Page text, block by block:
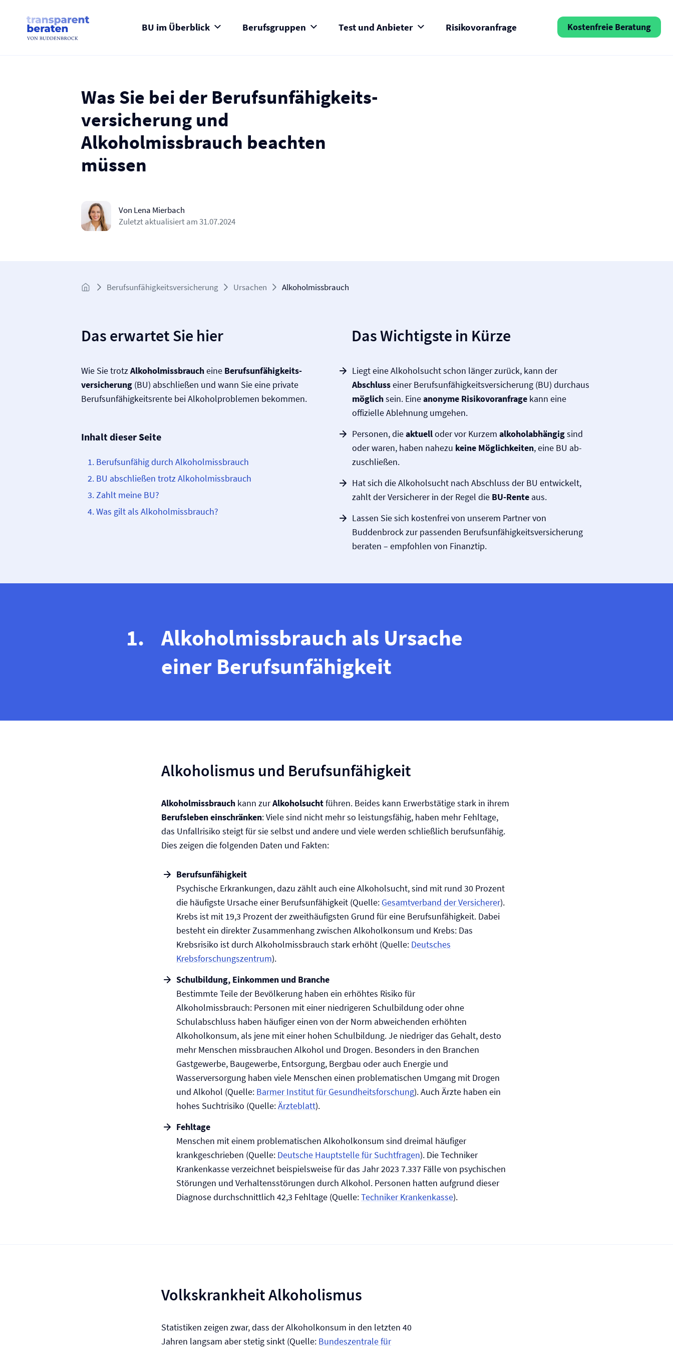
BU im Überblick Berufsgruppen Test und Anbieter Risikovoranfrage Kostenfreie Beratung
content
Was Sie bei der Berufs­unfähigkeits­
versicherung und
Alkoholmissbrauch beachten
müssen
Von Lena Mierbach
Zuletzt aktualisiert am31.07.2024
Berufs­unfähigkeits­­versicherung Ursachen Alkoholmissbrauch
Das erwartet Sie hier
Wie Sie trotzAlkoholmissbraucheine Berufs­unfähigkeits­­
versicherung (BU) abschließen und wann Sie eine private
Berufs­unfähigkeitsrente bei Alkoholproblemen bekommen.
Inhalt dieser Seite
Berufsunfähig durch Alkoholmissbrauch
BU abschließen trotz Alkoholmissbrauch
Zahlt meine BU?
Was gilt als Alkoholmissbrauch?
Das Wichtigste in Kürze
Liegt eine Alkoholsucht schon länger zurück, kann der
Abschlusseiner Berufs­unfähigkeits­versicherung (BU) durchaus
möglichsein. Eineanonyme Risiko­voranfrage kann eine
offizielle Ablehnung umgehen.
Personen, dieaktuelloder vor Kurzem alkoholabhängigsind
oder waren, haben nahezu keine Mög­lich­keiten, eine BU ab­
zuschließen.
Hat sich die Alkoholsucht nach Abschluss der BU entwickelt,
zahlt der Versicherer in der Regel die BU-Rente aus.
Lassen Sie sich kostenfrei von unserem Partner von
Buddenbrock zur passenden Berufs­unfähigkeits­versicherung
beraten – empfohlen von Finanztip.
Alkoholmissbrauch als Ursache
einer Berufs­unfähigkeit
Alkoholismus und Berufs­unfähigkeit
Alkohol­miss­brauch kann zurAlkoholsuchtführen. Beides kann Erwerbstätige stark in ihrem
Berufsleben einschränken: Viele sind nicht mehr so leistungsfähig, haben mehr Fehltage,
das Unfallrisiko steigt für sie selbst und andere und viele werden schließlich berufsunfähig.
Dies zeigen die folgenden Daten und Fakten:
Berufs­unfähigkeit
Psychische Erkrankungen, dazu zählt auch eine Alkoholsucht, sind mit rund 30 Prozent
die häufigste Ursache einer Berufs­unfähigkeit (Quelle: Gesamtverband der Versicherer).
Krebs ist mit 19,3 Prozent der zweithäufigsten Grund für eine Berufs­unfähigkeit. Dabei
besteht ein direkter Zusammenhang zwischen Alkoholkonsum und Krebs: Das
Krebsrisiko ist durch Alkoholmissbrauch stark erhöht (Quelle: Deutsches
Krebsforschungszentrum).
Schulbildung, Einkommen und Branche
Bestimmte Teile der Bevölkerung haben ein erhöhtes Risiko für
Alkoholmissbrauch: Personen mit einer niedrigeren Schulbildung oder ohne
Schulabschluss haben häufiger einen von der Norm abweichenden erhöhten
Alkoholkonsum, als jene mit einer hohen Schulbildung. Je niedriger das Gehalt, desto
mehr Menschen missbrauchen Alkohol und Drogen. Besonders in den Branchen
Gastgewerbe, Baugewerbe, Entsorgung, Bergbau oder auch Energie und
Wasserversorgung haben viele Menschen einen problematischen Umgang mit Drogen
und Alkohol (Quelle: Barmer Institut für Gesundheitsforschung). Auch Ärzte haben ein
hohes Suchtrisiko (Quelle:Ärzteblatt).
Fehltage
Menschen mit einem problematischen Alkoholkonsum sind dreimal häufiger
krankgeschrieben (Quelle: Deutsche Hauptstelle für Suchtfragen). Die Techniker
Krankenkasse verzeichnet beispielsweise für das Jahr 2023 7.337 Fälle von psychischen
Störungen und Verhaltensstörungen durch Alkohol. Personen hatten aufgrund dieser
Diagnose durchschnittlich 42,3 Fehltage (Quelle:Techniker Krankenkasse).
Volkskrankheit Alkoholismus
Statistiken zeigen zwar, dass der Alkoholkonsum in den letzten 40
Jahren langsam aber stetig sinkt (Quelle: Bundeszentrale für